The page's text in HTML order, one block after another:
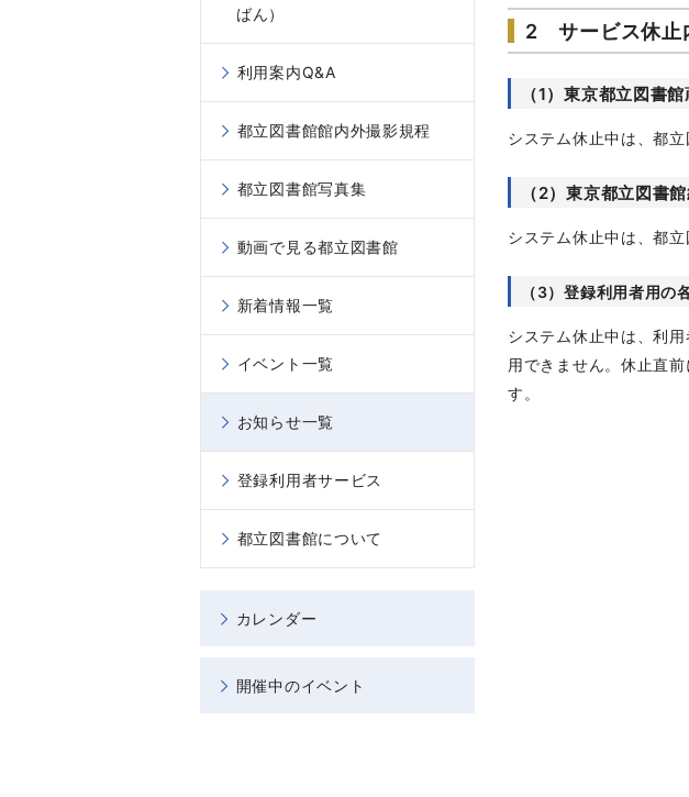
2 サービス休止
（1）東京都立図書
システム休止中は、都
（2）東京都立図書
システム休止中は、都
（3）登録利用者用の
システム休止中は、利
用できません。休止直
す。
ばん）
利用案内Q&A
都立図書館館内外撮影規程
都立図書館写真集
動画で見る都立図書館
新着情報一覧
イベント一覧
お知らせ一覧
登録利用者サービス
都立図書館について
カレンダー
開催中のイベント